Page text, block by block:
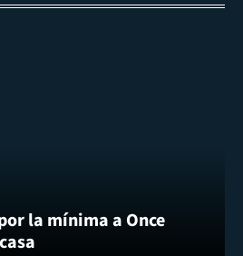
la mínima a Once